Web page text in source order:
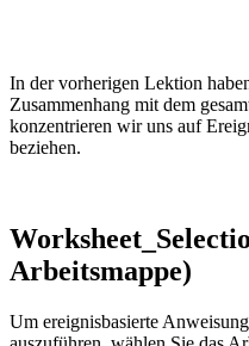
In der vorherigen Lektion
Zusammenhang mit dem
konzentrieren wir uns auf
beziehen.
Arbeitsmappe)
Um ereignisbasierte